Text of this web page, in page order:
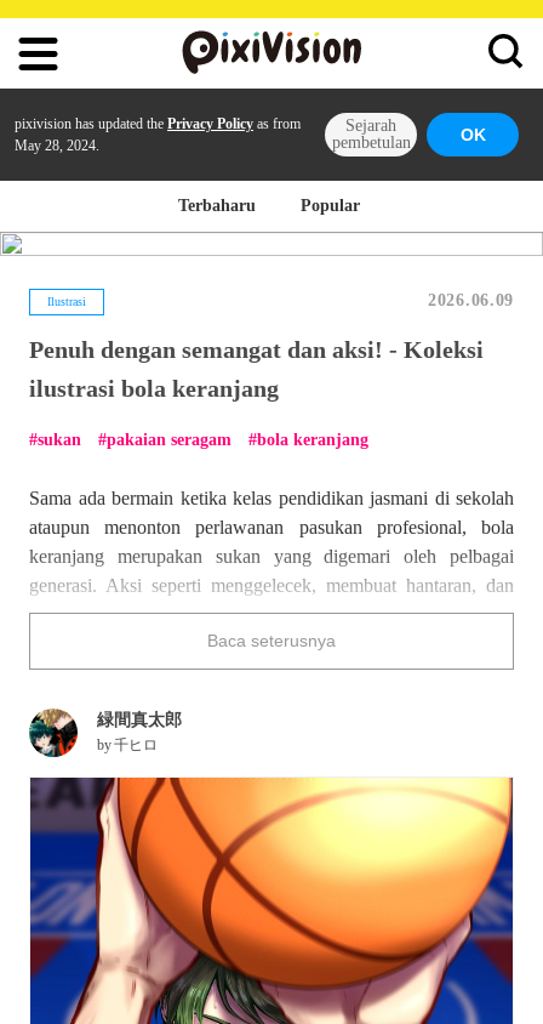
pixivision has updated the Privacy Policy as from
May 28, 2024.
Sejarah
pembetulan
OK
Terbaharu Popular
Ilustrasi 2026.06.09
Penuh dengan semangat dan aksi! - Koleksi
ilustrasi bola keranjang
sukan pakaian seragam bola keranjang
Sama ada bermain ketika kelas pendidikan jasmani di sekolah
ataupun menonton perlawanan pasukan profesional, bola
keranjang merupakan sukan yang digemari oleh pelbagai
generasi. Aksi seperti menggelecek, membuat hantaran, dan
menjaringkan bola sememangnya penuh dengan pergerakan
yang bertenaga dan mendebarkan.
Kali ini, kami telah mengumpulkan ilustrasi bertemakan bola
Baca seterusnya
緑間真太郎
by千ヒロ